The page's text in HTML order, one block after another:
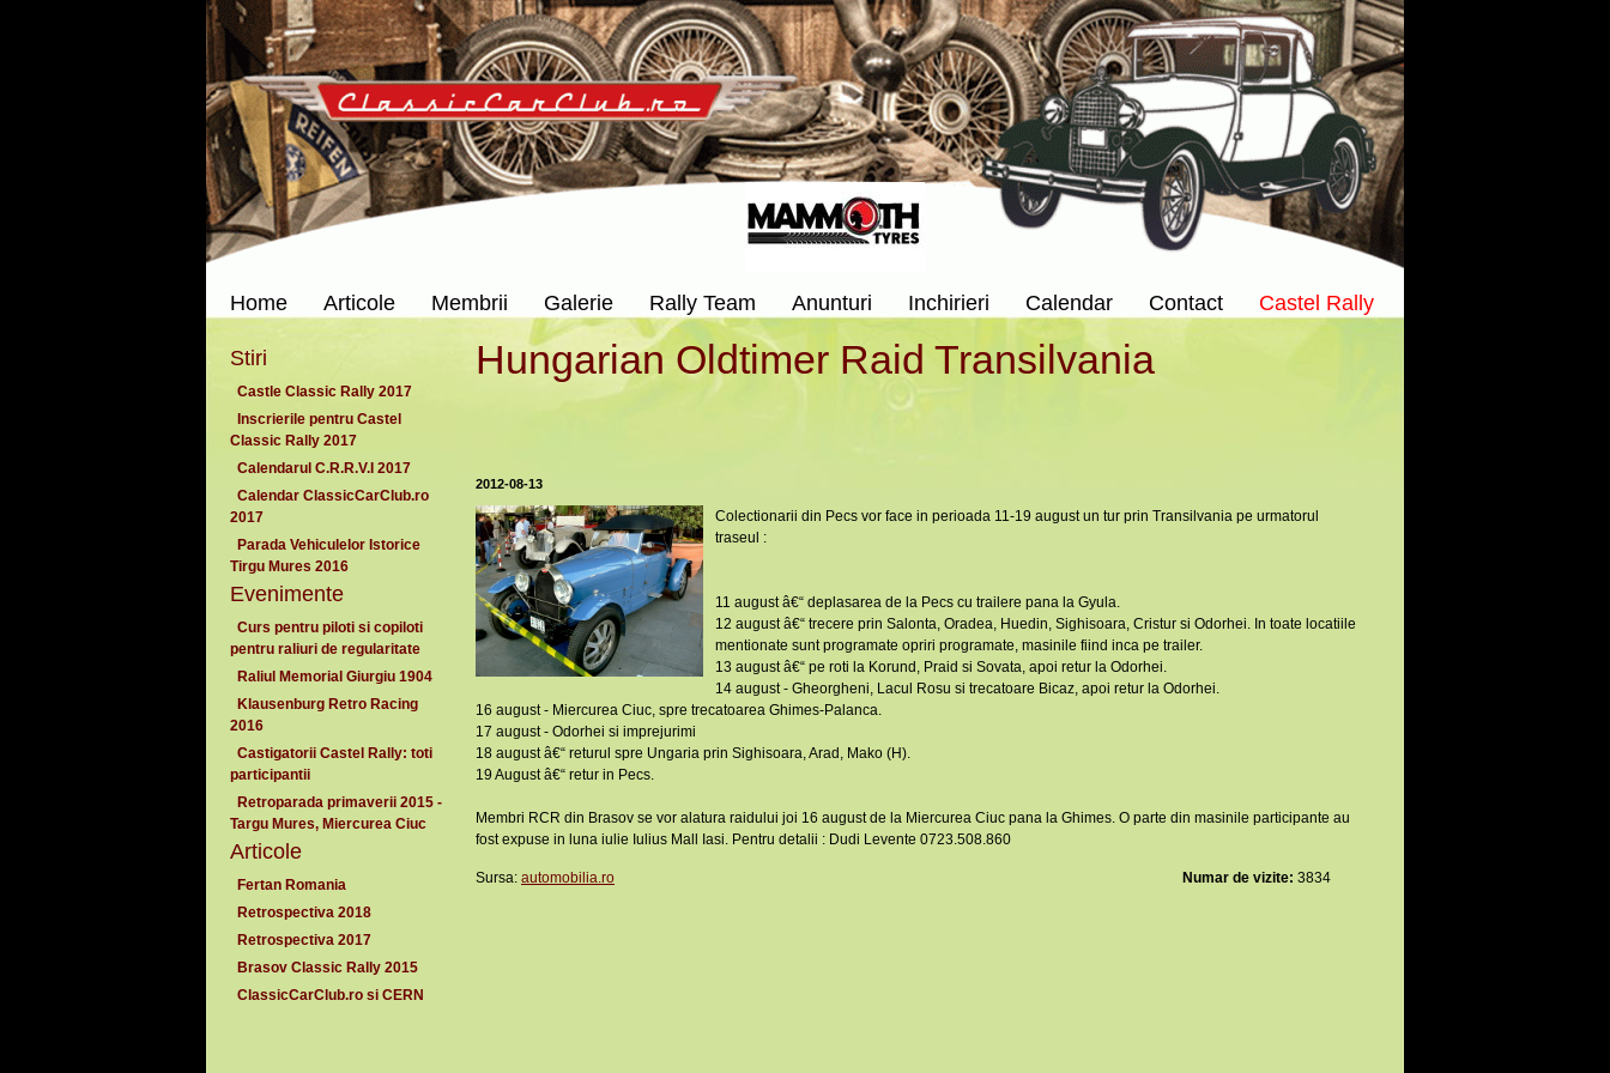
Home Articole Membrii Galerie Rally Team Anunturi Inchirieri Calendar Contact Castel Rally
Stiri
Castle Classic Rally 2017
Inscrierile pentru Castel
Classic Rally 2017
Calendarul C.R.R.V.I 2017
Calendar ClassicCarClub.ro
2017
Parada Vehiculelor Istorice
Tirgu Mures 2016
Evenimente
Curs pentru piloti si copiloti
pentru raliuri de regularitate
Raliul Memorial Giurgiu 1904
Klausenburg Retro Racing
2016
Castigatorii Castel Rally: toti
participantii
Retroparada primaverii 2015 -
Targu Mures, Miercurea Ciuc
Articole
Fertan Romania
Retrospectiva 2018
Retrospectiva 2017
Brasov Classic Rally 2015
ClassicCarClub.ro si CERN
Hungarian Oldtimer Raid Transilvania
2012-08-13
Colectionarii din Pecs vor face in perioada 11-19 august un tur prin Transilvania pe urmatorul
traseul :
11 august â€“ deplasarea de la Pecs cu trailere pana la Gyula.
12 august â€“ trecere prin Salonta, Oradea, Huedin, Sighisoara, Cristur si Odorhei. In toate locatiile
mentionate sunt programate opriri programate, masinile fiind inca pe trailer.
13 august â€“ pe roti la Korund, Praid si Sovata, apoi retur la Odorhei.
14 august - Gheorgheni, Lacul Rosu si trecatoare Bicaz, apoi retur la Odorhei.
16 august - Miercurea Ciuc, spre trecatoarea Ghimes-Palanca.
17 august - Odorhei si imprejurimi
18 august â€“ returul spre Ungaria prin Sighisoara, Arad, Mako (H).
19 August â€“ retur in Pecs.
Membri RCR din Brasov se vor alatura raidului joi 16 august de la Miercurea Ciuc pana la Ghimes. O parte din masinile participante au
fost expuse in luna iulie Iulius Mall Iasi. Pentru detalii : Dudi Levente 0723.508.860
Sursa: automobilia.ro Numar de vizite: 3834